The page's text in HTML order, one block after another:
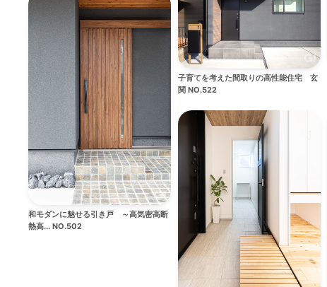
子育てを考えた間取りの高性能住宅 玄
関 NO.522
和モダンに魅せる引き戸 ～高気密高断
熱高... NO.502